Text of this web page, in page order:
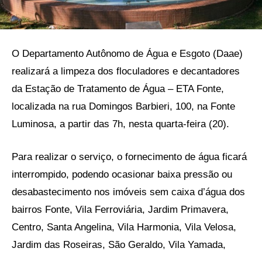
O Departamento Autônomo de Água e Esgoto (Daae)
realizará a limpeza dos floculadores e decantadores
da Estação de Tratamento de Água – ETA Fonte,
localizada na rua Domingos Barbieri, 100, na Fonte
Luminosa, a partir das 7h, nesta quarta-feira (20).
Para realizar o serviço, o fornecimento de água ficará
interrompido, podendo ocasionar baixa pressão ou
desabastecimento nos imóveis sem caixa d’água dos
bairros Fonte, Vila Ferroviária, Jardim Primavera,
Centro, Santa Angelina, Vila Harmonia, Vila Velosa,
Jardim das Roseiras, São Geraldo, Vila Yamada,